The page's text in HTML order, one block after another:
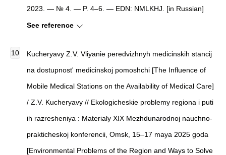
2023. — № 4. — P. 4–6. — EDN: NMLKHJ. [in Russian]
See reference
Kucheryavy Z.V. Vliyanie peredvizhnyh medicinskih stancij
na dostupnost' medicinskoj pomoshchi [The Influence of
Mobile Medical Stations on the Availability of Medical Care]
/ Z.V. Kucheryavy // Ekologicheskie problemy regiona i puti
ih razresheniya : Materialy XIX Mezhdunarodnoj nauchno-
prakticheskoj konferencii, Omsk, 15–17 maya 2025 goda
[Environmental Problems of the Region and Ways to Solve